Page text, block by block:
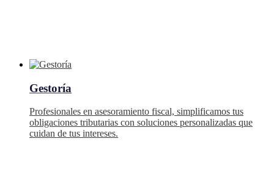
Gestoría
Profesionales en asesoramiento fiscal, simplificamos tus
obligaciones tributarias con soluciones personalizadas que
cuidan de tus intereses.